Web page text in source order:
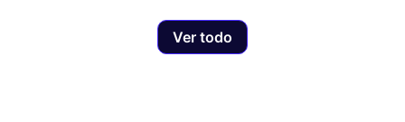
Ver todo